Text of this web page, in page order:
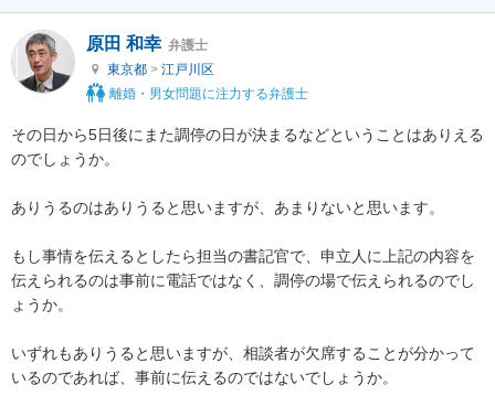
原田 和幸 弁護士
東京都 > 江戸川区
離婚・男女問題に注力する弁護士
その日から5日後にまた調停の日が決まるなどということはありえる
のでしょうか。
ありうるのはありうると思いますが、あまりないと思います。
もし事情を伝えるとしたら担当の書記官で、申立人に上記の内容を
伝えられるのは事前に電話ではなく、調停の場で伝えられるのでし
ょうか。
いずれもありうると思いますが、相談者が欠席することが分かって
いるのであれば、事前に伝えるのではないでしょうか。